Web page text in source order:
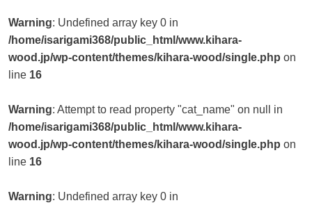
Warning: Undefined array key 0 in
/home/isarigami368/public_html/www.kihara-
wood.jp/wp-content/themes/kihara-wood/single.php on
line 16
Warning: Attempt to read property "cat_name" on null in
/home/isarigami368/public_html/www.kihara-
wood.jp/wp-content/themes/kihara-wood/single.php on
line 16
Warning: Undefined array key 0 in